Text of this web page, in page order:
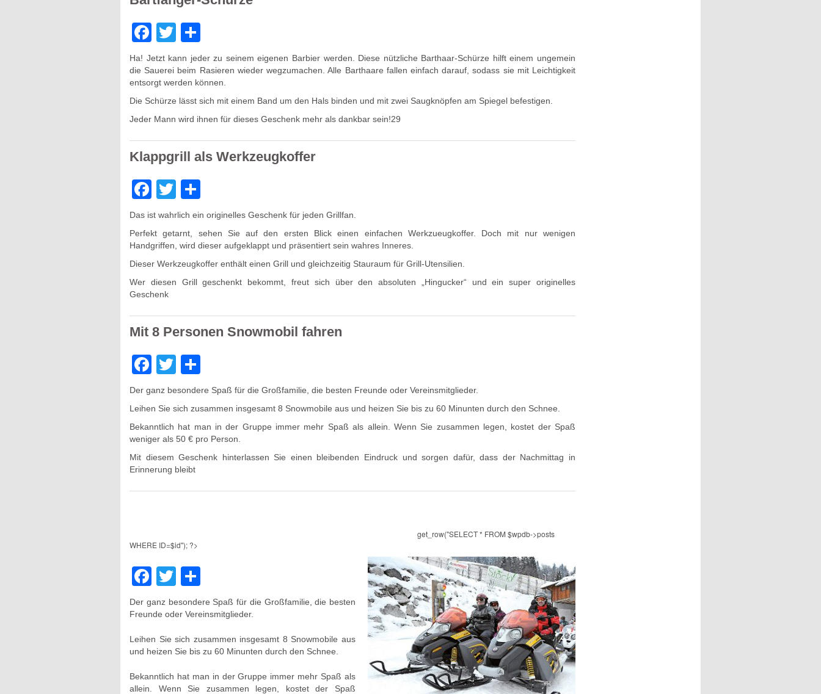
Facebook
Twitter
Ha! Jetzt kann jeder zu seinem eigenen Barbier werden. Diese nützliche Barthaar-Schürze hilft einem ungemein
die Sauerei beim Rasieren wieder wegzumachen. Alle Barthaare fallen einfach darauf, sodass sie mit Leichtigkeit
entsorgt werden können.
Die Schürze lässt sich mit einem Band um den Hals binden und mit zwei Saugknöpfen am Spiegel befestigen.
Jeder Mann wird ihnen für dieses Geschenk mehr als dankbar sein!29
Klappgrill als Werkzeugkoffer
Facebook
Twitter
Das ist wahrlich ein originelles Geschenk für jeden Grillfan.
Perfekt getarnt, sehen Sie auf den ersten Blick einen einfachen Werkzueugkoffer. Doch mit nur wenigen
Handgriffen, wird dieser aufgeklappt und präsentiert sein wahres Inneres.
Dieser Werkzeugkoffer enthält einen Grill und gleichzeitig Stauraum für Grill-Utensilien.
Wer diesen Grill geschenkt bekommt, freut sich über den absoluten „Hingucker“ und ein super originelles
Geschenk
Mit 8 Personen Snowmobil fahren
Facebook
Twitter
Der ganz besondere Spaß für die Großfamilie, die besten Freunde oder Vereinsmitglieder.
Leihen Sie sich zusammen insgesamt 8 Snowmobile aus und heizen Sie bis zu 60 Minunten durch den Schnee.
Bekanntlich hat man in der Gruppe immer mehr Spaß als allein. Wenn Sie zusammen legen, kostet der Spaß
weniger als 50 € pro Person.
Mit diesem Geschenk hinterlassen Sie einen bleibenden Eindruck und sorgen dafür, dass der Nachmittag in
Erinnerung bleibt
get_row("SELECT * FROM $wpdb->posts
WHERE ID=$id"); ?>
Facebook
Twitter
Der ganz besondere Spaß für die Großfamilie, die besten
Freunde oder Vereinsmitglieder.
Leihen Sie sich zusammen insgesamt 8 Snowmobile aus
und heizen Sie bis zu 60 Minunten durch den Schnee.
Bekanntlich hat man in der Gruppe immer mehr Spaß als
allein. Wenn Sie zusammen legen, kostet der Spaß